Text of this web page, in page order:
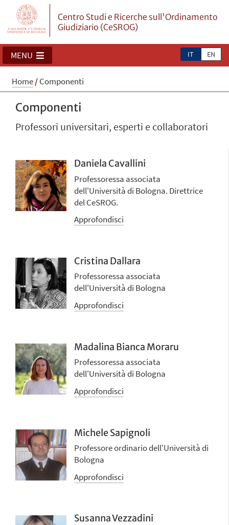
Centro Studi e Ricerche sull'Ordinamento
Giudiziario (CeSROG)
IT EN
MENU
Home/Componenti
Componenti
Professori universitari, esperti e collaboratori
Daniela Cavallini
Professoressa associata
dell'Università di Bologna. Direttrice
del CeSROG.
Approfondisci
Cristina Dallara
Professoressa associata
dell'Università di Bologna
Approfondisci
Madalina Bianca Moraru
Professoressa associata
dell'Università di Bologna
Approfondisci
Michele Sapignoli
Professore ordinario dell'Università di
Bologna
Approfondisci
Susanna Vezzadini